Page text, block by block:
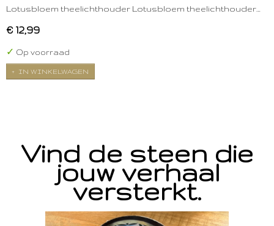
Lotusbloem theelichthouder Lotusbloem theelichthouder…
€ 12,99
✓ Op voorraad
IN WINKELWAGEN
Vind de steen die
jouw verhaal
versterkt.